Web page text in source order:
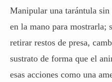
Manipular una tarántula
en la mano para
retirar restos de presa,
sustrato de forma que el
esas acciones como una